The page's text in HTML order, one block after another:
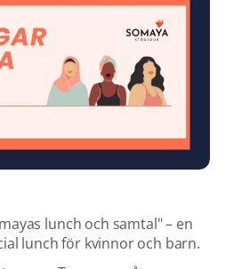
lunch och samtal" – en
lunch för kvinnor och barn.